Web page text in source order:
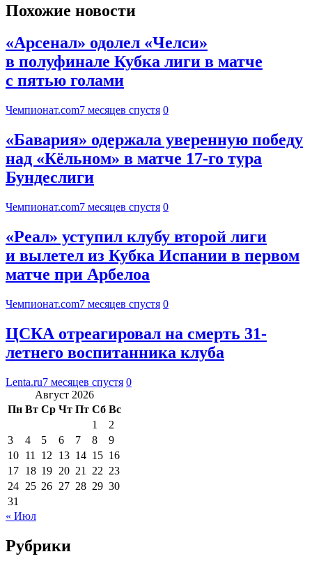
Похожие новости
«Арсенал» одолел «Челси»
в полуфинале Кубка лиги в матче
с пятью голами
Чемпионат.com7 месяцев спустя 0
«Бавария» одержала уверенную победу
над «Кёльном» в матче 17-го тура
Бундеслиги
Чемпионат.com7 месяцев спустя 0
«Реал» уступил клубу второй лиги
и вылетел из Кубка Испании в первом
матче при Арбелоа
Чемпионат.com7 месяцев спустя 0
ЦСКА отреагировал на смерть 31-
летнего воспитанника клуба
Lenta.ru7 месяцев спустя 0
Август 2026
Пн Вт Ср Чт Пт Сб Вс
1
2
3
4 5 6 7 8
9
10 11 12 13 14 15 16
17 18 19 20 21 22 23
24 25 26 27 28 29 30
31
« Июл
Рубрики